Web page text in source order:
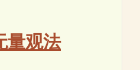
量观法